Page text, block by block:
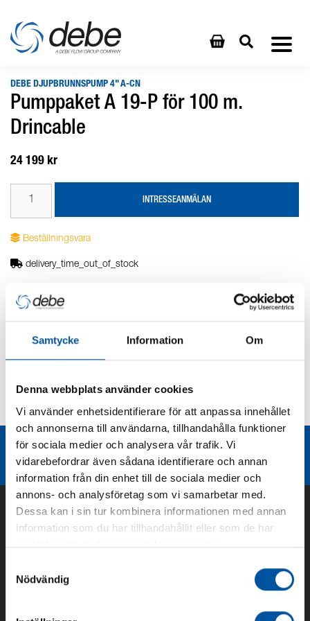
Samtycke Information Om
Denna webbplats använder cookies
Vi använder enhetsidentifierare för att anpassa innehållet
och annonserna till användarna, tillhandahålla funktioner
för sociala medier och analysera vår trafik. Vi
vidarebefordrar även sådana identifierare och annan
information från din enhet till de sociala medier och
annons- och analysföretag som vi samarbetar med.
Dessa kan i sin tur kombinera informationen med annan
information som du har tillhandahållit eller som de har
samlat in när du har använt deras tjänster.
Nödvändig
DEBE DJUPBRUNNSPUMP 4" A-CN
Pumppaket A 19-P för 100 m.
Drincable
24 199 kr
INTRESSEANMÄLAN
Beställningsvara
delivery_time_out_of_stock
Produktbeskrivning
Teknisk dokumentation
Liknande produktgrupper